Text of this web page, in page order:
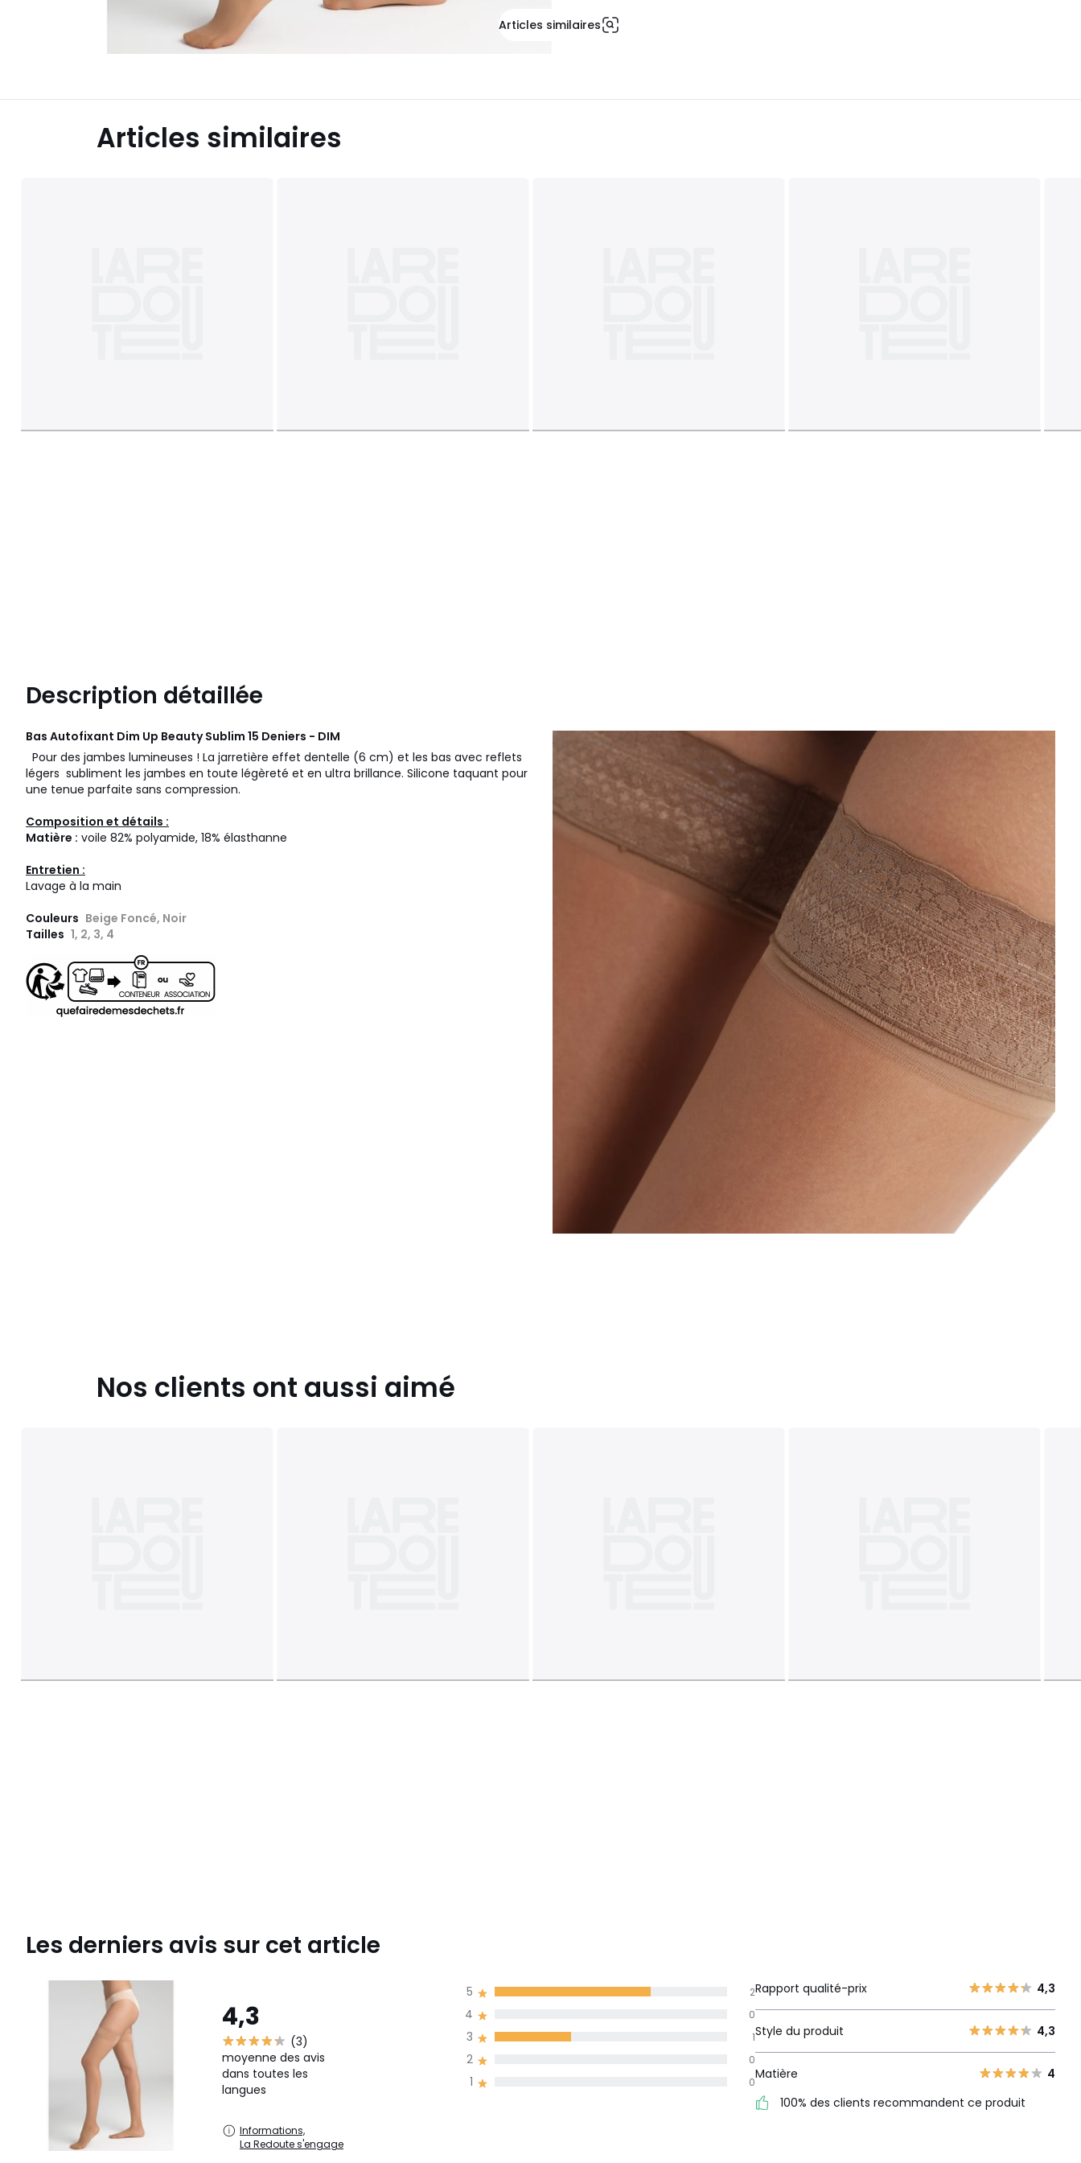
Articles similaires
Articles similaires
Description détaillée
Bas Autofixant Dim Up Beauty Sublim 15 Deniers - DIM
Pour des jambes lumineuses ! La jarretière effet dentelle (6 cm) et les bas avec reflets
légers subliment les jambes en toute légèreté et en ultra brillance. Silicone taquant pour
une tenue parfaite sans compression.
Composition et détails :
Matière : voile 82% polyamide, 18% élasthanne
Entretien :
Lavage à la main
Couleurs Beige Foncé, Noir
Tailles 1, 2, 3, 4
Nos clients ont aussi aimé
Les derniers avis sur cet article
4,3
(3)
moyenne des avis
dans toutes les
langues
Informations,
La Redoute s'engage
1 0
2 0
3 1
4 0
5 2Rapport qualité-prix 4,3
Style du produit 4,3
Matière
4
100% des clients recommandent ce produit